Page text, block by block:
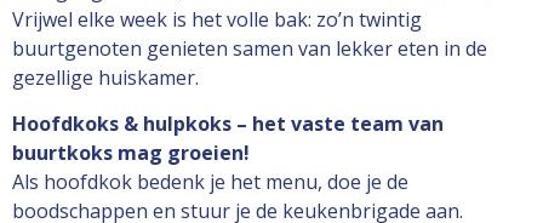
Vrijwel elke week is het volle bak: zo’n twintig
buurtgenoten genieten samen van lekker eten in de
gezellige huiskamer.
Hoofdkoks & hulpkoks – het vaste team van
buurtkoks mag groeien!
Als hoofdkok bedenk je het menu, doe je de
boodschappen en stuur je de keukenbrigade aan.